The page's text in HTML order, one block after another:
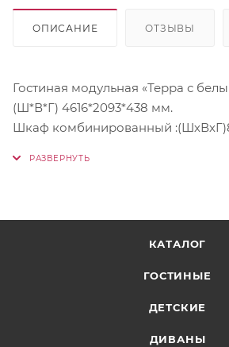
ОПИСАНИЕ ОТЗЫВЫ
Гостиная модульная «Терра с
(Ш*В*Г) 4616*2093*438 мм.
Шкаф комбинированный
Современная, комбинированная
оригинальном исполнении,
Гостиная «Терра» – это
КАТАЛОГ
ГОСТИНЫЕ
ДЕТСКИЕ
ДИВАНЫ